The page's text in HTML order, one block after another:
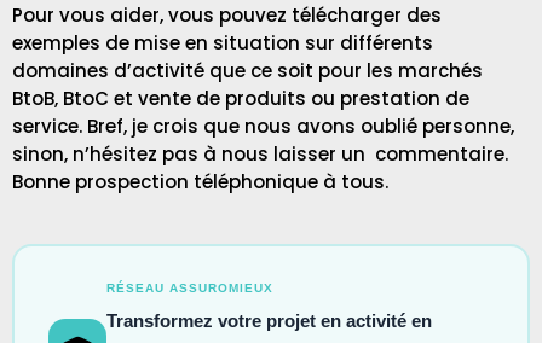
Pour vous aider, vous pouvez télécharger des
exemples de mise en situation sur différents
domaines d’activité que ce soit pour les marchés
BtoB, BtoC et vente de produits ou prestation de
service. Bref, je crois que nous avons oublié personne,
sinon, n’hésitez pas à nous laisser un commentaire.
Bonne prospection téléphonique à tous.
RÉSEAU ASSUROMIEUX
Transformez votre projet en activité en